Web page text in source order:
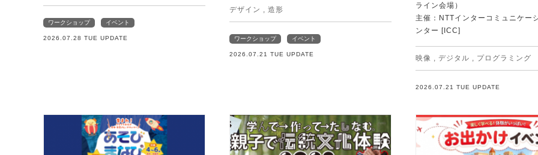
ワークショップ イベント
2026.07.28 TUE UPDATE
デザイン 造形
ワークショップ イベント
2026.07.21 TUE UPDATE
ライン会場）
主催：NTTインターコミュニケー
ンター [ICC]
映像 デジタル プログラミング
2026.07.21 TUE UPDATE